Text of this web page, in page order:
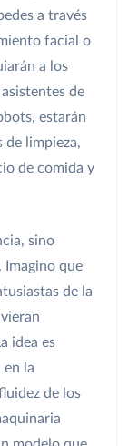
a través
facial o
a los
de
estarán
de limpieza,
de comida y
sino
Imagino que
de la
idea es
la
de los